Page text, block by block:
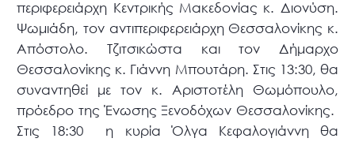
περιφερειάρχη Κεντρικής Μακεδονίας κ. Διονύση.
Ψωμιάδη, τον αντιπεριφερειάρχη Θεσσαλονίκης κ.
Απόστολο. Τζιτσικώστα και τον Δήμαρχο
Θεσσαλονίκης κ. Γιάννη Μπουτάρη. Στις 13:30, θα
συναντηθεί με τον κ. Αριστοτέλη Θωμόπουλο,
πρόεδρο της Ένωσης Ξενοδόχων Θεσσαλονίκης.
Στις 18:30 η κυρία Όλγα Κεφαλογιάννη θα